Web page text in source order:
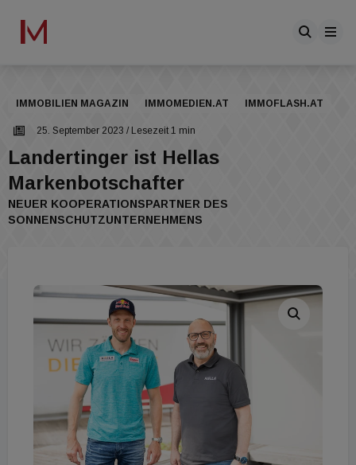
IMMOBILIEN MAGAZIN IMMOMEDIEN.AT IMMOFLASH.AT
25. September 2023 / Lesezeit 1 min
Landertinger ist Hellas
Markenbotschafter
NEUER KOOPERATIONSPARTNER DES
SONNENSCHUTZUNTERNEHMENS